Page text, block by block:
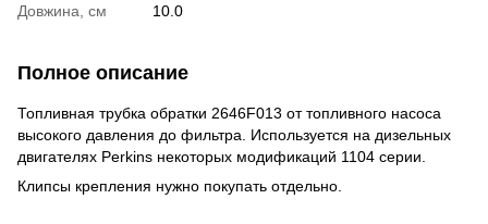
Довжина, см
10.0
Полное описание
Топливная трубка обратки 2646F013 от топливного насоса
высокого давления до фильтра. Используется на дизельных
двигателях Perkins некоторых модификаций 1104 серии.
Клипсы крепления нужно покупать отдельно.